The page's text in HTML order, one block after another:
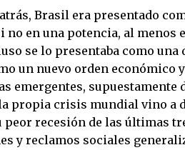
Brasil era presentado
en una potencia, al menos
se lo presentaba como una
un nuevo orden
emergentes,
propia crisis mundial vino a
recesión de las últimas
y reclamos sociales